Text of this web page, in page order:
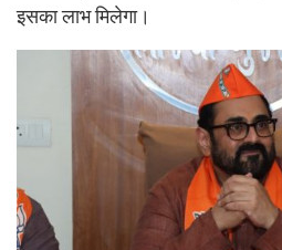
इसका लाभ मिलेगा।